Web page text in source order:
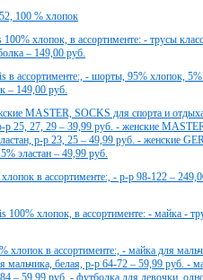
100 % хлопок
хлопок, в ассортименте: - трусы
– 149,00 руб.
в ассортименте:, - шорты, 95% хлопок, 5%
– 149,00 руб.
MASTER, SOCKS для спорта и
р 25, 27, 29 – 39,99 руб. - женские
р-р 23, 25 – 49,99 руб. - женские
эластан – 49,99 руб.
в ассортименте:, - р-р 98-122 –
100% хлопок, в ассортименте: - майка -
хлопок в ассортименте:, - майка для
мальчика, белая, р-р 64-72 – 59,99 руб. -
– 59,99 руб. - футболка для девочки,